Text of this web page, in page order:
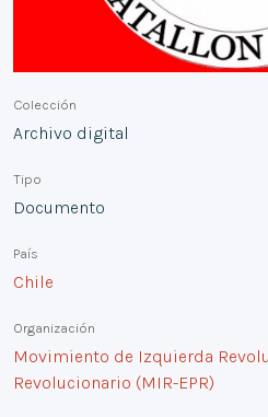
Colección
Archivo digital
Tipo
Documento
País
Chile
Organización
Movimiento de Izquierda
Revolucionario (MIR-EPR)